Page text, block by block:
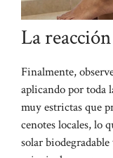
La
Finalmente,
aplicando por toda
muy estrictas que
cenotes locales, lo
solar